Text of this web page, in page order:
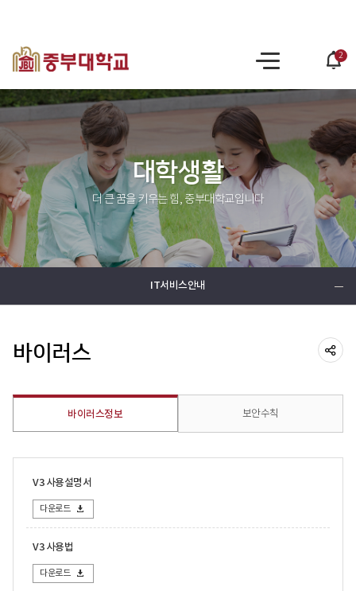
사
트
2
대학생활
더 큰 꿈을 키우는 힘, 중부대학교입니다
IT서비스안내
바이러스
바이러스정보 보안수칙
V3 사용설명서
다운로드
V3 사용법
다운로드